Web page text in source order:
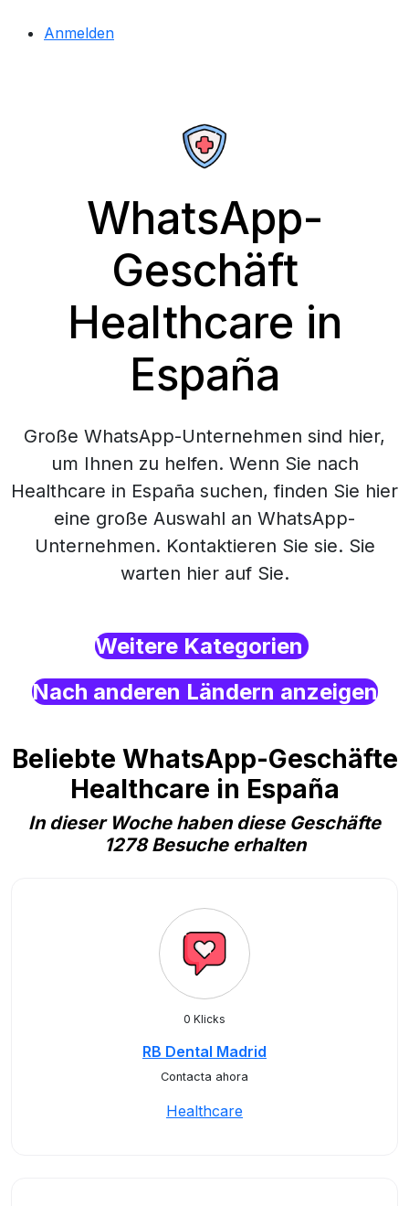
Anmelden
WhatsApp-
Geschäft
Healthcare in
España
Große WhatsApp-Unternehmen sind hier,
um Ihnen zu helfen. Wenn Sie nach
Healthcare in España suchen, finden Sie hier
eine große Auswahl an WhatsApp-
Unternehmen. Kontaktieren Sie sie. Sie
warten hier auf Sie.
Weitere Kategorien
Nach anderen Ländern anzeigen
Beliebte WhatsApp-Geschäfte
Healthcare in España
In dieser Woche haben diese Geschäfte
1278 Besuche erhalten
0 Klicks
RB Dental Madrid
Contacta ahora
Healthcare